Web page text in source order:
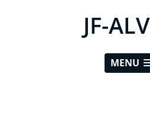
JF-
MENU